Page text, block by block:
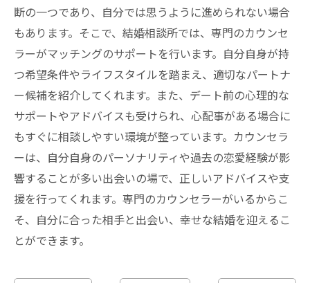
断の一つであり、自分では思うように進められない場合
もあります。そこで、結婚相談所では、専門のカウンセ
ラーがマッチングのサポートを行います。自分自身が持
つ希望条件やライフスタイルを踏まえ、適切なパートナ
ー候補を紹介してくれます。また、デート前の心理的な
サポートやアドバイスも受けられ、心配事がある場合に
もすぐに相談しやすい環境が整っています。カウンセラ
ーは、自分自身のパーソナリティや過去の恋愛経験が影
響することが多い出会いの場で、正しいアドバイスや支
援を行ってくれます。専門のカウンセラーがいるからこ
そ、自分に合った相手と出会い、幸せな結婚を迎えるこ
とができます。